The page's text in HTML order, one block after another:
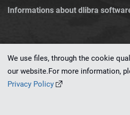
Informations about dlibra
This service runs on
We use files, through the cookie
our website.For more information,
Privacy Policy